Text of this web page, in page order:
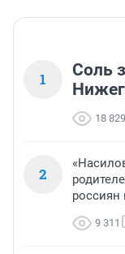
1
Соль
18 829
2
россиян
9 311